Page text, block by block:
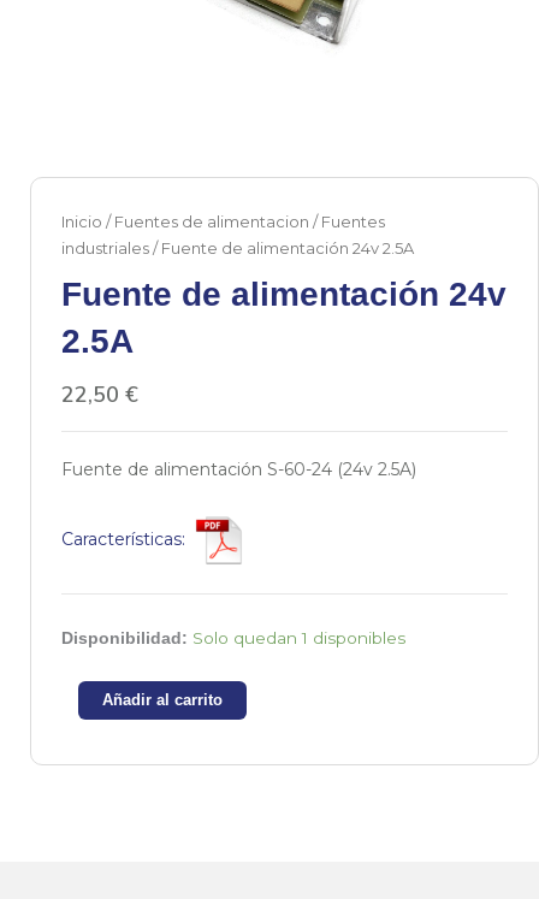
Inicio /Fuentes de alimentacion /Fuentes
industriales/ Fuente de alimentación 24v 2.5A
Fuente de alimentación 24v
2.5A
22,50 €
Fuente de alimentación S-60-24 (24v 2.5A)
Características:
Disponibilidad: Solo quedan 1 disponibles
Fuente
alimentación
24v
cantidad
Añadir al carrito